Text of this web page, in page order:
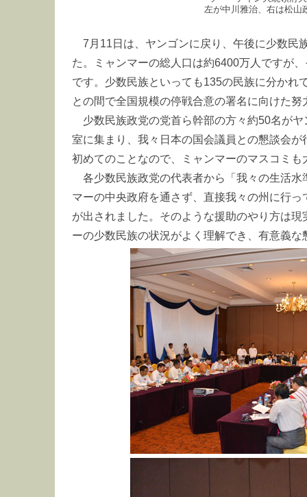
左が中川雅治、右は松山
7月11日は、ヤンゴンに戻り、午後に少数民
た。ミャンマーの総人口は約6400万人ですが
です。少数民族といっても135の民族に分かれ
との間で全国規模の停戦合意の署名に向けた
少数民族政党の党首ら幹部の方々約50名が
室に集まり、我々日本の国会議員との懇談会
初めてのことなので、ミャンマーのマスコミ
各少数民族政党の代表者から「我々の生活
マーの中央政府を通さず、直接我々の州に行
が出されました。そのような援助のやり方は
ーの少数民族の状況がよく理解でき、有意義な